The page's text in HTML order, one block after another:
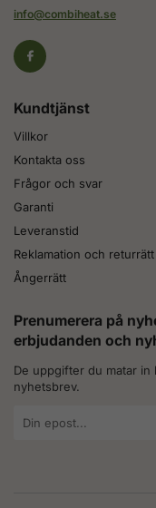
info@combiheat.se
Kundtjänst
Villkor
Kontakta oss
Frågor och svar
Garanti
Leveranstid
Reklamation och returrätt
Ångerrätt
Prenumerera på
erbjudanden och
De uppgifter du matar in
nyhetsbrev.
postadress